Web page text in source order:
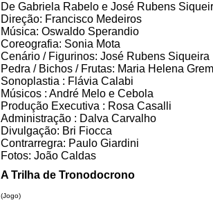
De Gabriela Rabelo e José Rubens
Direção: Francisco Medeiros
Música: Oswaldo Sperandio
Coreografia: Sonia Mota
Cenário / Figurinos: José Rubens Siqueira
Pedra / Bichos / Frutas: Maria Helena
Sonoplastia : Flávia Calabi
Músicos : André Melo e Cebola
Produção Executiva : Rosa Casalli
Administração : Dalva Carvalho
Divulgação: Bri Fiocca
Contrarregra: Paulo Giardini
Fotos: João Caldas
A Trilha de Tronodocrono
(Jogo)